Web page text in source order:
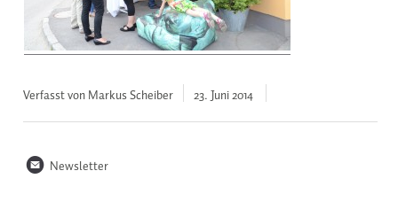
Verfasst von Markus Scheiber 23. Juni2014
n Newsletter